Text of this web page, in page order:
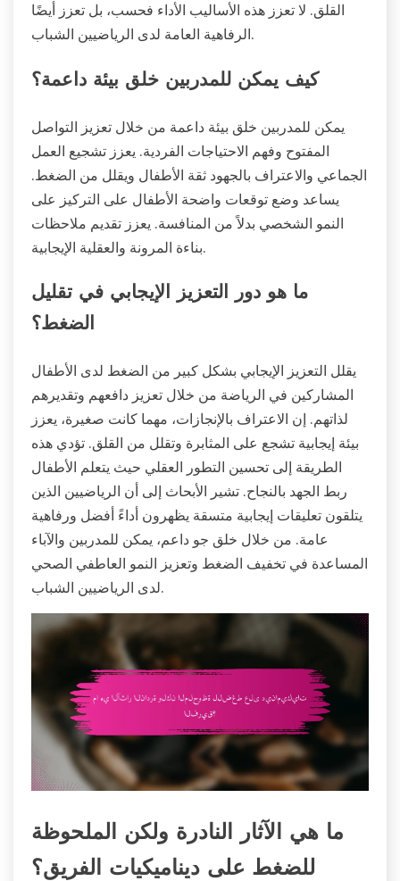
القلق. لا تعزز هذه الأساليب الأداء فحسب، بل تعزز أيضًا
الرفاهية العامة لدى الرياضيين الشباب.
كيف يمكن للمدربين خلق بيئة داعمة؟
يمكن للمدربين خلق بيئة داعمة من خلال تعزيز التواصل
المفتوح وفهم الاحتياجات الفردية. يعزز تشجيع العمل
الجماعي والاعتراف بالجهود ثقة الأطفال ويقلل من الضغط.
يساعد وضع توقعات واضحة الأطفال على التركيز على
النمو الشخصي بدلاً من المنافسة. يعزز تقديم ملاحظات
بناءة المرونة والعقلية الإيجابية.
ما هو دور التعزيز الإيجابي في تقليل
الضغط؟
يقلل التعزيز الإيجابي بشكل كبير من الضغط لدى الأطفال
المشاركين في الرياضة من خلال تعزيز دافعهم وتقديرهم
لذاتهم. إن الاعتراف بالإنجازات، مهما كانت صغيرة، يعزز
بيئة إيجابية تشجع على المثابرة وتقلل من القلق. تؤدي هذه
الطريقة إلى تحسين التطور العقلي حيث يتعلم الأطفال
ربط الجهد بالنجاح. تشير الأبحاث إلى أن الرياضيين الذين
يتلقون تعليقات إيجابية متسقة يظهرون أداءً أفضل ورفاهية
عامة. من خلال خلق جو داعم، يمكن للمدربين والآباء
المساعدة في تخفيف الضغط وتعزيز النمو العاطفي الصحي
لدى الرياضيين الشباب.
ما هي الآثار النادرة ولكن الملحوظة
للضغط على ديناميكيات الفريق؟